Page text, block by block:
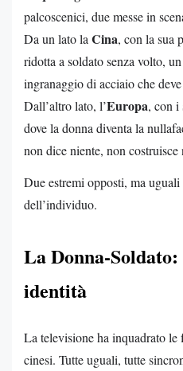
palcoscenici, due messe in
Da un lato la Cina, con la sua
ridotta a soldato senza volto,
ingranaggio di acciaio che
Dall’altro lato, l’Europa, con i
dove la donna diventa la
non dice niente, non
Due estremi opposti, ma
dell’individuo.
La Donna-
identità
La televisione ha inquadrato
cinesi. Tutte uguali, tutte